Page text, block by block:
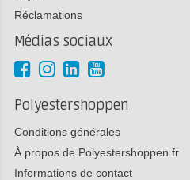
Réclamations
Médias sociaux
Polyestershoppen
Conditions générales
À propos de Polyestershoppen.fr
Informations de contact